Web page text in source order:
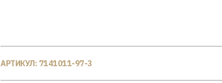
АРТИКУЛ: 7141011-97-3